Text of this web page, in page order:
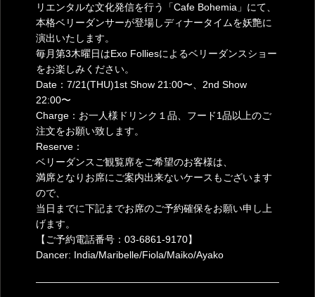
リエンタルな文化発信を行う「Cafe Bohemia」にて、
本格ベリーダンサーが登場しディナータイムを妖艶に
演出いたします。
毎月第3木曜日はExo Folliesによるベリーダンスショー
をお楽しみください。
Date：7/21(THU)1st Show 21:00〜、2nd Show
22:00〜
Charge：お一人様ドリンク１品、フード1品以上のご
注文をお願い致します。
Reserve：
ベリーダンスご観覧席をご希望のお客様は、
満席となりお席にご案内出来ないケースもございます
ので、
当日までに下記までお席のご予約確保をお願い申し上
げます。
【ご予約電話番号：03-6861-9170】
Dancer: India/Maribelle/Fiola/Maiko/Ayako